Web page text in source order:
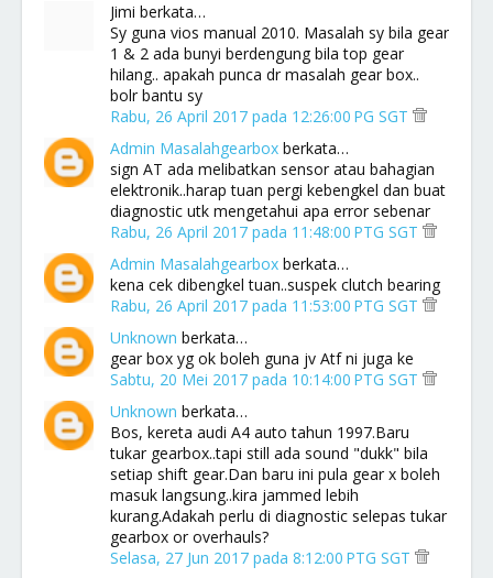
Jimi berkata…
Sy guna vios manual 2010. Masalah sy bila gear
1 & 2 ada bunyi berdengung bila top gear
hilang.. apakah punca dr masalah gear box..
bolr bantu sy
Rabu, 26 April 2017 pada 12:26:00 PG SGT
Admin Masalahgearbox berkata…
sign AT ada melibatkan sensor atau bahagian
elektronik..harap tuan pergi kebengkel dan buat
diagnostic utk mengetahui apa error sebenar
Rabu, 26 April 2017 pada 11:48:00 PTG SGT
Admin Masalahgearbox berkata…
kena cek dibengkel tuan..suspek clutch bearing
Rabu, 26 April 2017 pada 11:53:00 PTG SGT
Unknown berkata…
gear box yg ok boleh guna jv Atf ni juga ke
Sabtu, 20 Mei 2017 pada 10:14:00 PTG SGT
Unknown berkata…
Bos, kereta audi A4 auto tahun 1997.Baru
tukar gearbox..tapi still ada sound "dukk" bila
setiap shift gear.Dan baru ini pula gear x boleh
masuk langsung..kira jammed lebih
kurang.Adakah perlu di diagnostic selepas tukar
gearbox or overhauls?
Selasa, 27 Jun 2017 pada 8:12:00 PTG SGT